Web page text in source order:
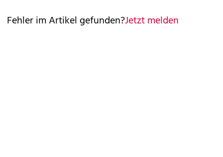
Fehler im Artikel gefunden?Jetzt melden